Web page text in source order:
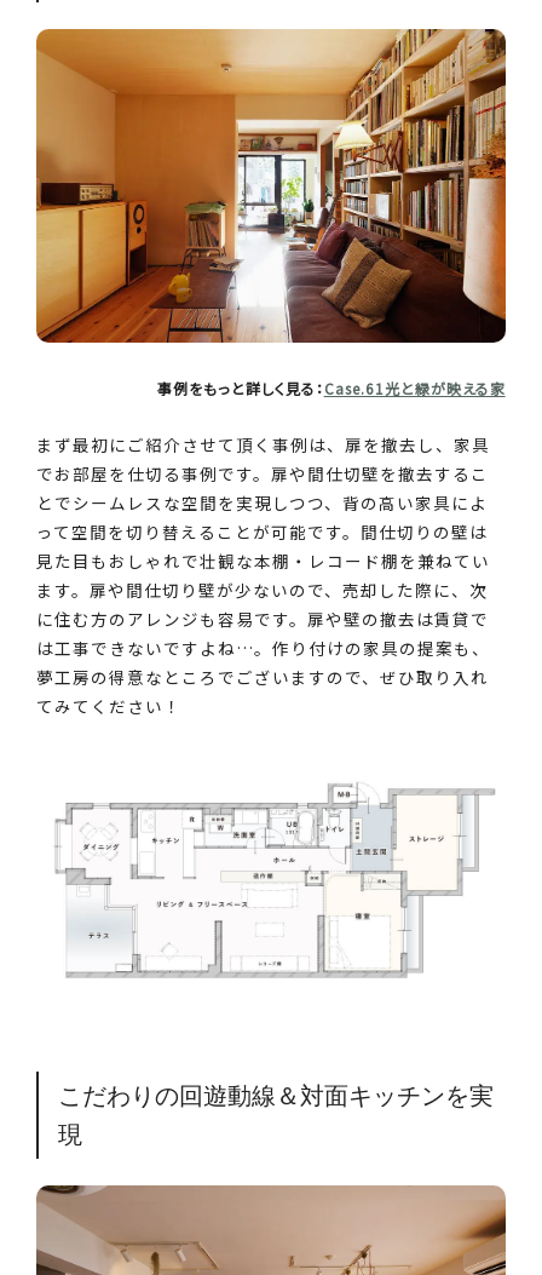
事例をもっと詳しく見る：Case.61光と緑が映える家
まず最初にご紹介させて頂く事例は、扉を撤去し、家具
でお部屋を仕切る事例です。扉や間仕切壁を撤去するこ
とでシームレスな空間を実現しつつ、背の高い家具によ
って空間を切り替えることが可能です。間仕切りの壁は
見た目もおしゃれで壮観な本棚・レコード棚を兼ねてい
ます。扉や間仕切り壁が少ないので、売却した際に、次
に住む方のアレンジも容易です。扉や壁の撤去は賃貸で
は工事できないですよね…。作り付けの家具の提案も、
夢工房の得意なところでございますので、ぜひ取り入れ
てみてください！
こだわりの回遊動線＆対面キッチンを実
現